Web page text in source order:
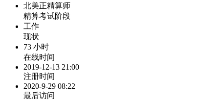
北美正精算师
精算考试阶段
工作
现状
73 小时
在线时间
2019-12-13 21:00
注册时间
2020-9-29 08:22
最后访问